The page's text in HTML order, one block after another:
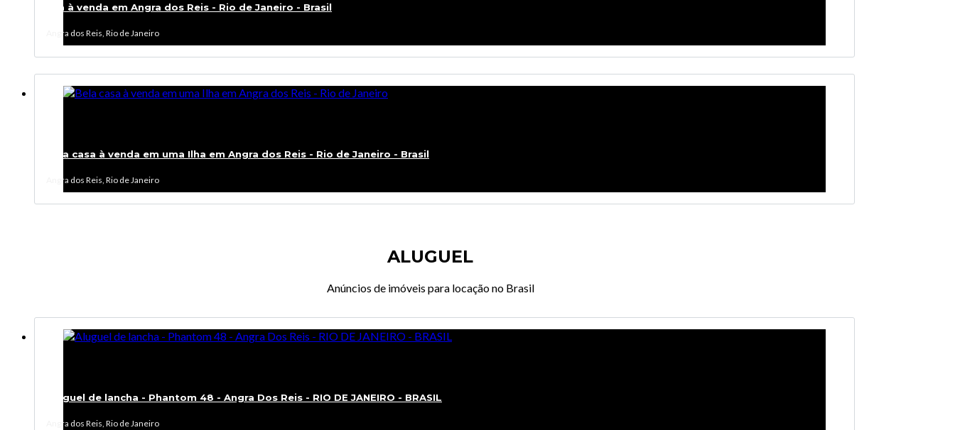
Ilha à venda em Angra dos Reis - Rio de Janeiro - Brasil
Angra dos Reis, Rio de Janeiro
Bela casa à venda em uma Ilha em Angra dos Reis - Rio de Janeiro - Brasil
Angra dos Reis, Rio de Janeiro
Aluguel de lancha - Phantom 48 - Angra Dos Reis - RIO DE JANEIRO - BRASIL
Angra dos Reis, Rio de Janeiro
ALUGUEL
Anúncios de imóveis para locação no Brasil